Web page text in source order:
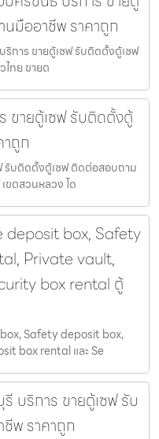
มืออาชีพ ราคาถูก
การ ขายตู้เซฟ รับติดตั้งตู้เซฟ
ทย ขายต
ขายตู้เซฟ รับติดตั้งตู้
ถูก
รับติดตั้งตู้เซฟ ติดต่อสอบถาม
ขตสวนหลวง โด
deposit box, Safety
Private vault,
box rental ตู้
Safety deposit box,
box rental และ Se
บริการ ขายตู้เซฟ รับ
พ ราคาถูก